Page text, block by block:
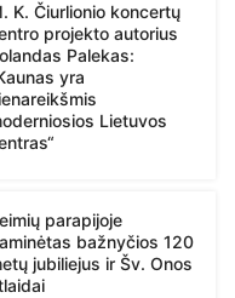
K. Čiurlionio koncertų
projekto autorius
Palekas:
yra
Lietuvos
parapijoje
bažnyčios 120
jubiliejus ir Šv. Onos